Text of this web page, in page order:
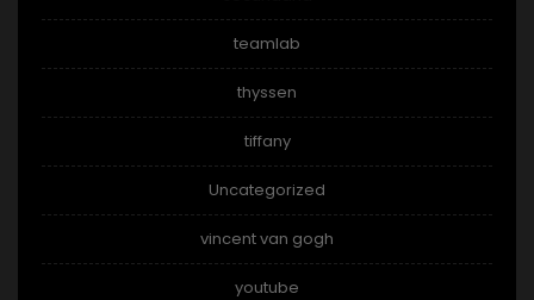
teamlab
thyssen
tiffany
Uncategorized
vincent van gogh
youtube